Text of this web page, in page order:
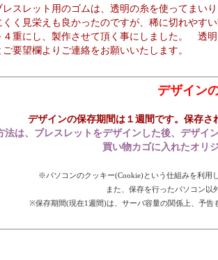
スレット用のゴムは、透明の糸を使ってまいり
く見栄えも良かったのですが、稀に切れやす
重にし、製作させて頂く事にしました。 透
要望欄よりご連絡をお願いいたします。
デザイン
デザインの保存期間は１週間です。保存さ
法は、ブレスレットをデザインした後、デザイ
買い物カゴに入れたオリ
※パソコンのクッキー(Cookie)という仕組みを利用
また、保存を行ったパソコン以
※保存期間(現在1週間)は、サーバ容量の関係上、予告